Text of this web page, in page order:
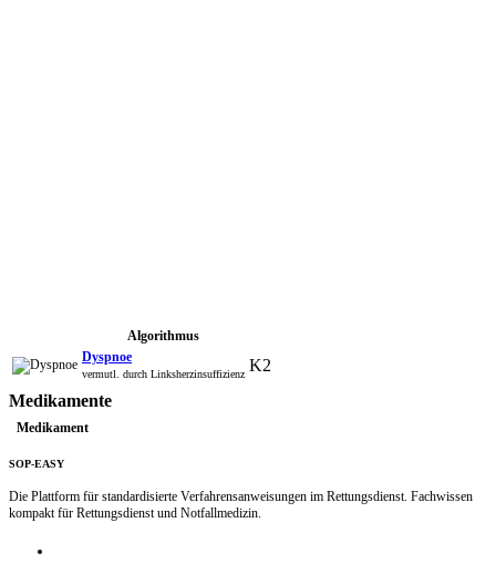
Algorithmus
Dyspnoe
vermutl. durch Linksherzinsuffizienz K2
Medikamente
Medikament
SOP-EASY
Die Plattform für standardisierte Verfahrensanweisungen im Rettungsdienst. Fachwissen
kompakt für Rettungsdienst und Notfallmedizin.